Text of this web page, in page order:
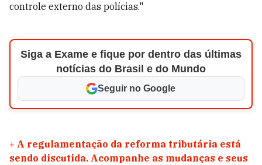
controle externo das polícias."
Siga a Exame e fique por dentro das últimas
notícias do Brasil e do Mundo
Seguir no Google
+ A regulamentação da reforma tributária está
sendo discutida. Acompanhe as mudanças e seus